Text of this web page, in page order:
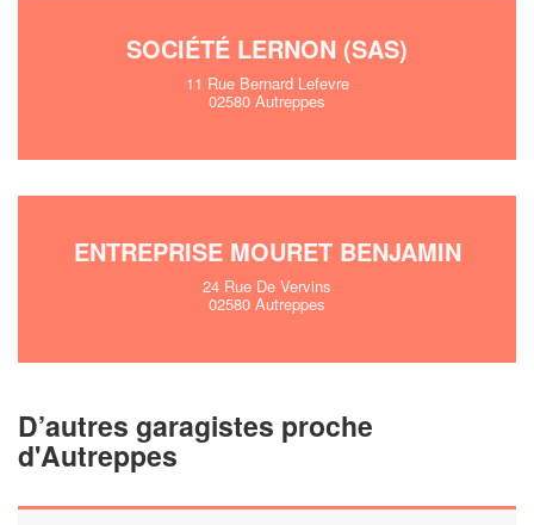
SOCIÉTÉ LERNON (SAS)
11 Rue Bernard Lefevre
02580 Autreppes
ENTREPRISE MOURET BENJAMIN
24 Rue De Vervins
02580 Autreppes
D’autres garagistes proche
d'Autreppes
En savoir plus